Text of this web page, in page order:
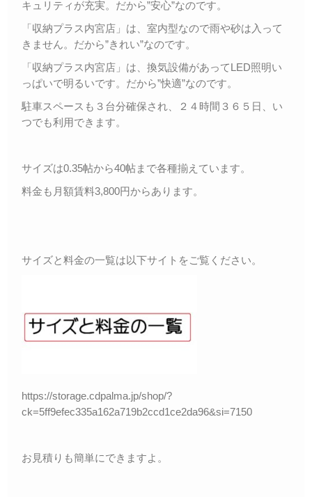
キュリティが充実。だから”安心”なのです。
「収納プラス内宮店」は、室内型なので雨や砂は入って
きません。だから”きれい”なのです。
「収納プラス内宮店」は、換気設備があってLED照明い
っぱいで明るいです。だから”快適”なのです。
駐車スペースも３台分確保され、２４時間３６５日、い
つでも利用できます。
サイズは0.35帖から40帖まで各種揃えています。
料金も月額賃料3,800円からあります。
サイズと料金の一覧は以下サイトをご覧ください。
https://storage.cdpalma.jp/shop/?
ck=5ff9efec335a162a719b2ccd1ce2da96&si=7150
お見積りも簡単にできますよ。